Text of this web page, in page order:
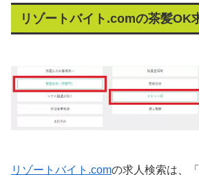
リゾートバイト.comの茶髪OK
リゾートバイト.comの求人検索は、